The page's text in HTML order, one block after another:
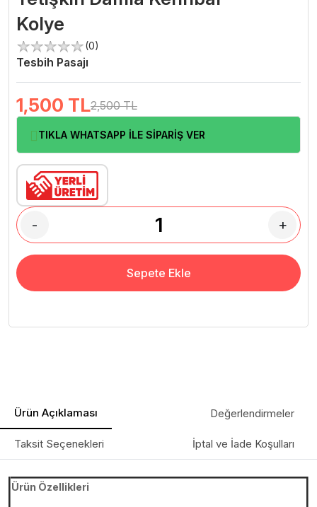
Kolye
(0)
Tesbih Pasajı
1,500 TL2,500 TL
TIKLA WHATSAPP İLE SİPARİŞ VER
- +
Sepete Ekle
Ürün Açıklaması Değerlendirmeler
Taksit Seçenekleri İptal ve İade Koşulları
Ürün Özellikleri